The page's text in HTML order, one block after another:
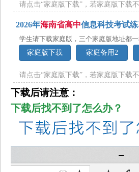
请点击“家庭版下载”，若家庭版下载
2026年海南省高中信息科技考试
学生请下载家庭版，三个家庭版地址都
家庭版下载
家庭备用2
请点击“家庭版下载”，若家庭版下载
下载后请注意：
下载后找不到了怎么办？